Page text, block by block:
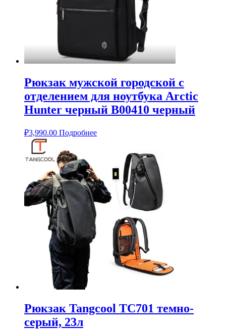
Рюкзак мужской городской с
отделением для ноутбука Arctic
Hunter черный B00410 черный
₽3,990.00 Подробнее
Рюкзак Tangcool TC701 темно-
серый, 23л